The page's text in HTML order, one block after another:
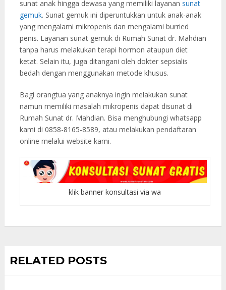
sunat anak hingga dewasa yang memiliki layanan sunat
gemuk. Sunat gemuk ini diperuntukkan untuk anak-anak
yang mengalami mikropenis dan mengalami burried
penis. Layanan sunat gemuk di Rumah Sunat dr. Mahdian
tanpa harus melakukan terapi hormon ataupun diet
ketat. Selain itu, juga ditangani oleh dokter sepsialis
bedah dengan menggunakan metode khusus.
Bagi orangtua yang anaknya ingin melakukan sunat
namun memiliki masalah mikropenis dapat disunat di
Rumah Sunat dr. Mahdian. Bisa menghubungi whatsapp
kami di 0858-8165-8589, atau melakukan pendaftaran
online melalui website kami.
klik banner konsultasi via wa
RELATED POSTS